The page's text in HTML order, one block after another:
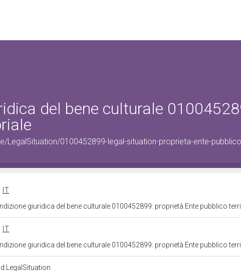
del bene culturale
LegalSituation/0100452899-legal-situation-proprieta-ente-
IT
giuridica del bene culturale 0100452899: proprietà Ente pubblico
IT
giuridica del bene culturale 0100452899: proprietà Ente pubblico